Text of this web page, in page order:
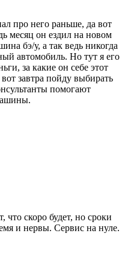
про него раньше, да вот
месяц он ездил на новом
бэ/у, а так ведь никогда
автомобиль. Но тут я его
за какие он себе этот
завтра пойду выбирать
помогают
скоро будет, но сроки
и нервы. Сервис на нуле.